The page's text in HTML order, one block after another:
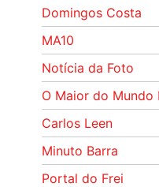
Domingos Costa
MA10
Notícia da Foto
O Maior do Mundo
Carlos Leen
Minuto Barra
Portal do Frei